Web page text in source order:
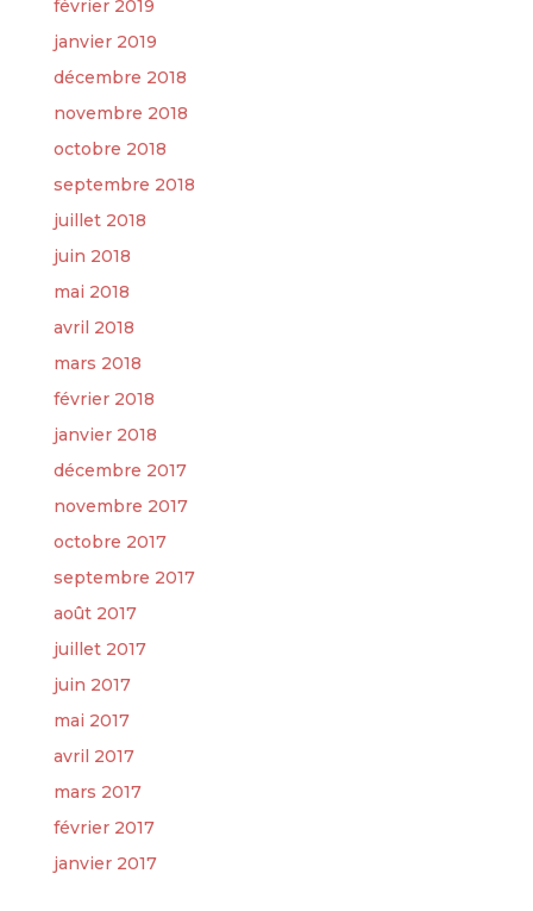
février 2019
janvier 2019
décembre 2018
novembre 2018
octobre 2018
septembre 2018
juillet 2018
juin 2018
mai 2018
avril 2018
mars 2018
février 2018
janvier 2018
décembre 2017
novembre 2017
octobre 2017
septembre 2017
août 2017
juillet 2017
juin 2017
mai 2017
avril 2017
mars 2017
février 2017
janvier 2017